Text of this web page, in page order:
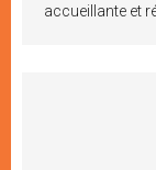
accueillante et